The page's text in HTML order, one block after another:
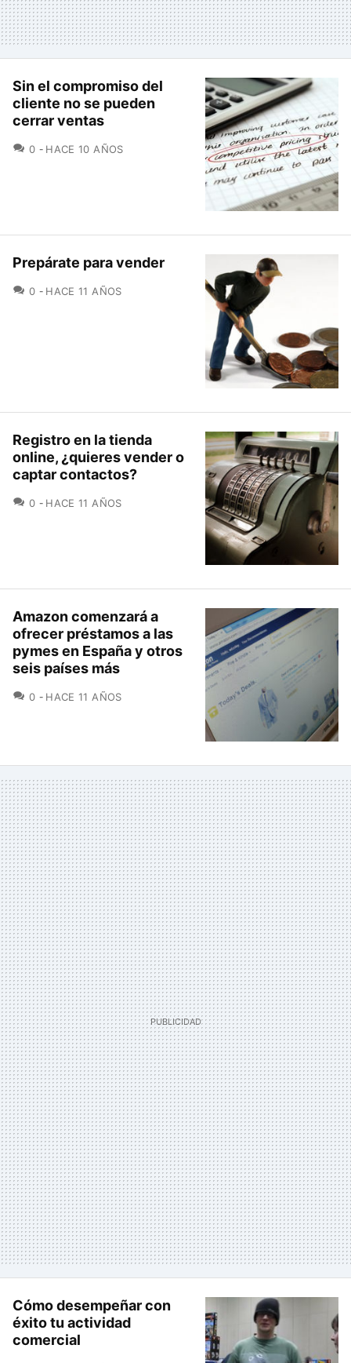
Sin el compromiso del
cliente no se pueden
cerrar ventas
0 COMENTARIOS
HACE 10 AÑOS
Prepárate para vender
0 COMENTARIOS
HACE 11 AÑOS
Registro en la tienda
online, ¿quieres vender o
captar contactos?
0 COMENTARIOS
HACE 11 AÑOS
Amazon comenzará a
ofrecer préstamos a las
pymes en España y otros
seis países más
0 COMENTARIOS
HACE 11 AÑOS
Cómo desempeñar con
éxito tu actividad
comercial